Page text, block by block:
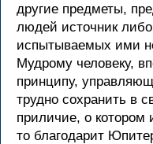
другие предметы,
людей источник
испытываемых ими
Мудрому человеку,
принципу,
трудно сохранить в
приличие, о котором
то благодарит